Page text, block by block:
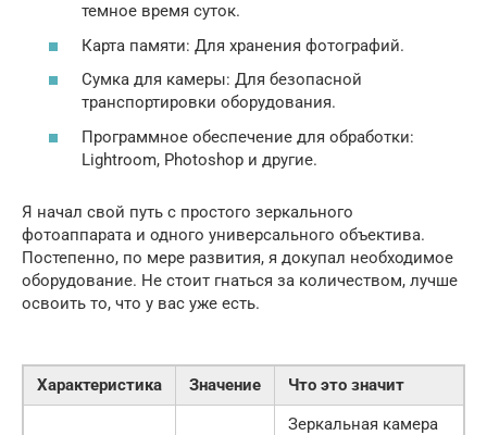
темное время суток.
Карта памяти: Для хранения фотографий.
Сумка для камеры: Для безопасной
транспортировки оборудования.
Программное обеспечение для обработки:
Lightroom, Photoshop и другие.
Я начал свой путь с простого зеркального
фотоаппарата и одного универсального объектива.
Постепенно, по мере развития, я докупал необходимое
оборудование. Не стоит гнаться за количеством, лучше
освоить то, что у вас уже есть.
Характеристика Значение Что это значит
Зеркальная камера